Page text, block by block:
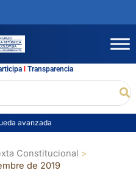
l Transparencia
avanzada
Constitucional
de 2019